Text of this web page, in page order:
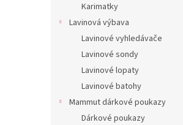
Karimatky
Lavinová výbava
Lavinové vyhledávače
Lavinové sondy
Lavinové lopaty
Lavinové batohy
Mammut dárkové poukazy
Dárkové poukazy